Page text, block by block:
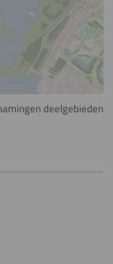
deelgebieden